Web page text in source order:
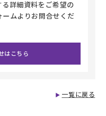
る詳細資料をご希望の
ームよりお問合せくだ
はこちら
一覧に戻る